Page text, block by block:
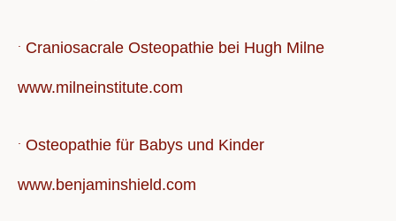
. Craniosacrale Osteopathie bei Hugh Milne
www.milneinstitute.com
. Osteopathie für Babys und Kinder
www.benjaminshield.com